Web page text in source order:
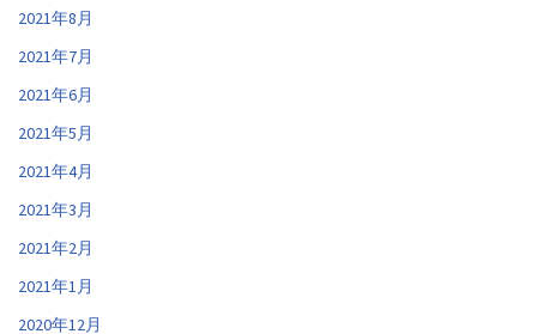
2021年8月
2021年7月
2021年6月
2021年5月
2021年4月
2021年3月
2021年2月
2021年1月
2020年12月